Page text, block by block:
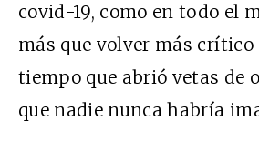
covid-19, como en todo el
más que volver más crítico
tiempo que abrió vetas de
que nadie nunca habría